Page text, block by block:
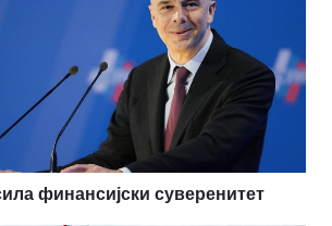
финансијски суверенитет